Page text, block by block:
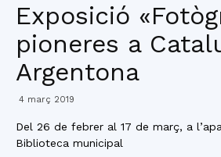
Exposició
pioneres a
Argentona
4 març 2019
Del 26 de febrer al 17 de març, a
Biblioteca municipal